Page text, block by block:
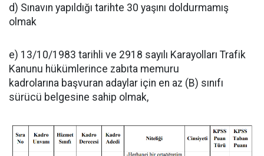
d) Sınavın yapıldığı tarihte 30 yaşını doldurmamış
olmak
e) 13/10/1983 tarihli ve 2918 sayılı Karayolları Trafik
Kanunu hükümlerince zabıta memuru
kadrolarına başvuran adaylar için en az (B) sınıfı
sürücü belgesine sahip olmak,